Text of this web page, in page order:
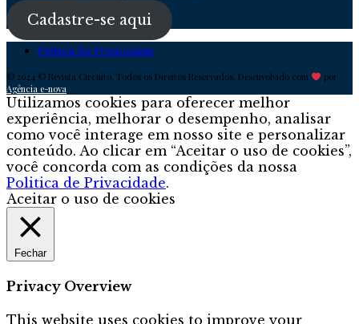
Cadastre-se aqui
Política De Privacidade
© 2024 © Revista Circuito. Todos os Direitos Reservados. Desenvolvido com
por
Agência e-nova
Utilizamos cookies para oferecer melhor
experiência, melhorar o desempenho, analisar
como você interage em nosso site e personalizar
conteúdo. Ao clicar em “Aceitar o uso de cookies”,
você concorda com as condições da nossa
Politica de Privacidade.
Aceitar o uso de cookies
Fechar
Privacy Overview
This website uses cookies to improve your